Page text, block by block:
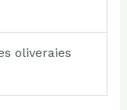
oliveraies